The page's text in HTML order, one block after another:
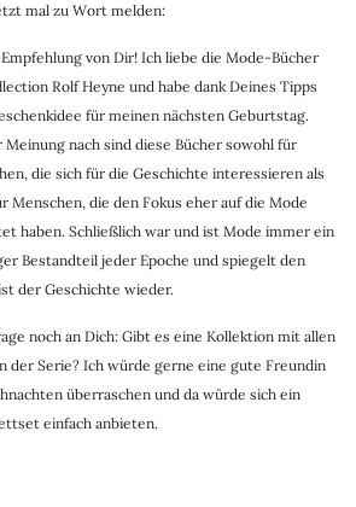
mal zu Wort melden:
von Dir! Ich liebe die Mode-Bücher
Rolf Heyne und habe dank Deines Tipps
für meinen nächsten Geburtstag.
Meinung nach sind diese Bücher sowohl für
die sich für die Geschichte interessieren als
Menschen, die den Fokus eher auf die Mode
haben. Schließlich war und ist Mode immer ein
Bestandteil jeder Epoche und spiegelt den
der Geschichte wieder.
noch an Dich: Gibt es eine Kollektion mit allen
der Serie? Ich würde gerne eine gute Freundin
überraschen und da würde sich ein
einfach anbieten.